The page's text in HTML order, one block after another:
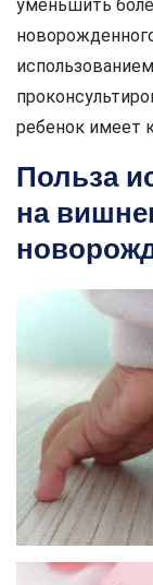
уменьшить
ребенок имеет
Польза
на